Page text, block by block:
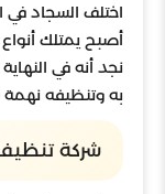
اختلف السجاد في
أصبح يمتلك
نجد أنه في
به وتنظيفه
شركة تنظيف